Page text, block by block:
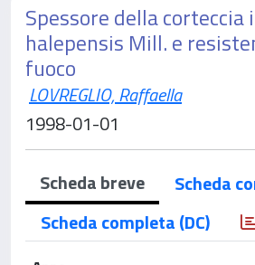
Spessore della corteccia
halepensis Mill. e
fuoco
LOVREGLIO, Raffaella
1998-01-01
Scheda breve
Scheda
Scheda completa (DC)